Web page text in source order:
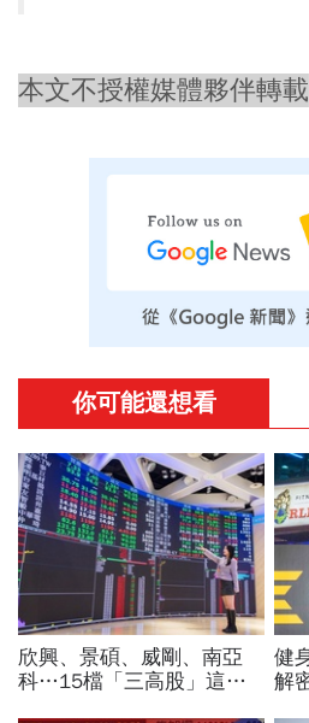
本文不授權媒體夥伴轉載